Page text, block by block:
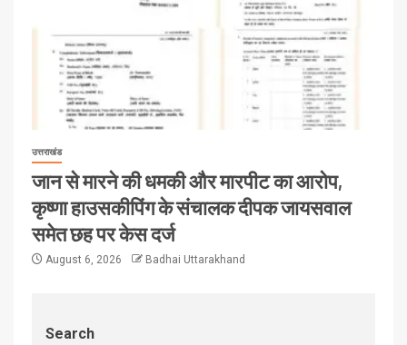
उत्तराखंड
जान से मारने की धमकी और मारपीट का आरोप,
कृष्णा हाउसकीपिंग के संचालक दीपक जायसवाल
समेत छह पर केस दर्ज
August 6, 2026 Badhai Uttarakhand
Search